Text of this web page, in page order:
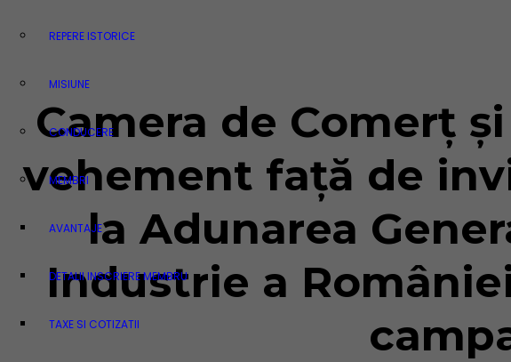
REPERE ISTORICE
MISIUNE
CONDUCERE
MEMBRI
AVANTAJE
DETALII INSCRIERE MEMBRU
TAXE SI COTIZATII
Camera de Comerț
vehement față de
la Adunarea
Industrie a